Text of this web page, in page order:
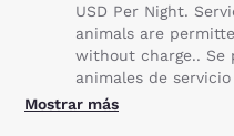
USD Per Night.
animals are
without charge.. Se
animales de
Mostrar más